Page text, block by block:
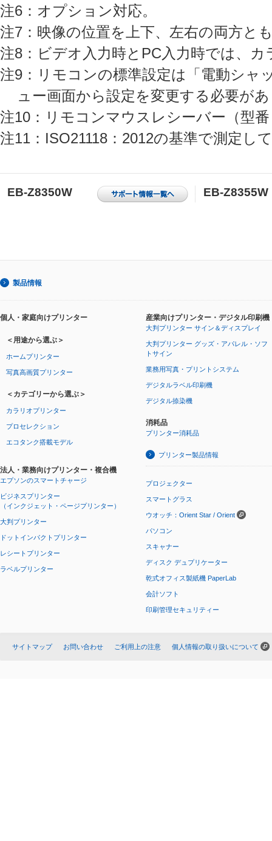
注6：オプション対応。
注7：映像の位置を上下、左右の両方と
注8：ビデオ入力時とPC入力時では、
注9：リモコンの標準設定は「電動シャ
ュー画面から設定を変更する必要が
注10：リモコンマウスレシーバー（型
注11：ISO21118：2012の基準で測定し
EB-Z8350W EB-Z8355W
製品情報
個人・家庭向けプリンター
＜用途から選ぶ＞
ホームプリンター
写真高画質プリンター
＜カテゴリーから選ぶ＞
カラリオプリンター
プロセレクション
エコタンク搭載モデル
法人・業務向けプリンター・複合機
エプソンのスマートチャージ
ビジネスプリンター
（インクジェット・ページプリンター）
大判プリンター
ドットインパクトプリンター
レシートプリンター
ラベルプリンター
産業向けプリンター・デジタル印刷機
大判プリンター サイン＆ディスプレイ
大判プリンター グッズ・アパレル・ソフ
トサイン
業務用写真・プリントシステム
デジタルラベル印刷機
デジタル捺染機
消耗品
プリンター消耗品
プリンター製品情報
プロジェクター
スマートグラス
ウオッチ：Orient Star / Orient
パソコン
スキャナー
ディスク デュプリケーター
乾式オフィス製紙機 PaperLab
会計ソフト
印刷管理セキュリティー
サイトマップ お問い合わせ ご利用上の注意 個人情報の取り扱いについて